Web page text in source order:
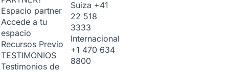
Espacio partner
Accede a tu
espacio
Recursos Previo
TESTIMONIOS
Testimonios de
Suiza +41
22 518
3333
Internacional
+1 470 634
8800